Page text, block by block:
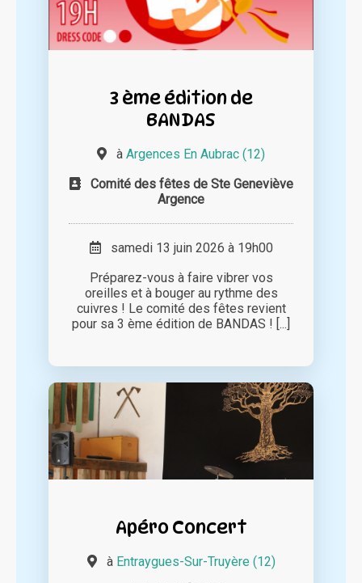
3 ème édition de
BANDAS
à Argences En Aubrac (12)
Comité des fêtes de Ste Geneviève
Argence
samedi 13 juin 2026 à 19h00
Préparez-vous à faire vibrer vos
oreilles et à bouger au rythme des
cuivres ! Le comité des fêtes revient
pour sa 3 ème édition de BANDAS ! [...]
Apéro Concert
à Entraygues-Sur-Truyère (12)